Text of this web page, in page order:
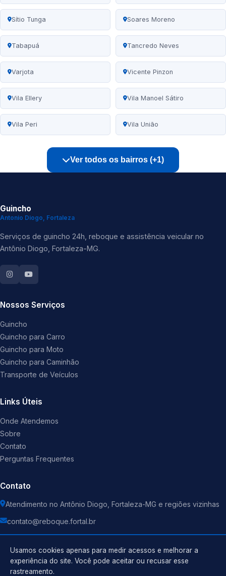
Sítio Tunga Soares Moreno
Tabapuá Tancredo Neves
Varjota Vicente Pinzon
Vila Ellery Vila Manoel Sátiro
Vila Peri Vila União
Ver todos os bairros (+1)
Guincho
Antonio Diogo, Fortaleza
Serviços de guincho 24h, reboque e assistência veicular no
Antônio Diogo, Fortaleza-MG.
Nossos Serviços
Guincho
Guincho para Carro
Guincho para Moto
Guincho para Caminhão
Transporte de Veículos
Links Úteis
Onde Atendemos
Sobre
Contato
Perguntas Frequentes
Contato
Atendimento no Antônio Diogo, Fortaleza-MG e regiões vizinhas
contato@reboque.fortal.br
Usamos cookies apenas para medir acessos e melhorar a
experiência do site. Você pode aceitar ou recusar esse
rastreamento.